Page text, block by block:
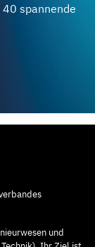
spannende
und